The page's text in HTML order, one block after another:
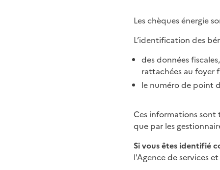
Les chèques énergie
L’identification des
des données
rattachées au foyer
le numéro de point
Ces informations sont
que par les
Si vous êtes identifié
l'Agence de services